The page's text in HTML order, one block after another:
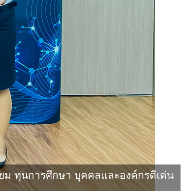
ม ทุนการศึกษา บุคคลและองค์กรดีเด่น